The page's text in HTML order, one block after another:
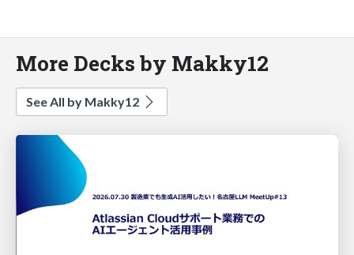
More Decks by Makky12
See All by Makky12